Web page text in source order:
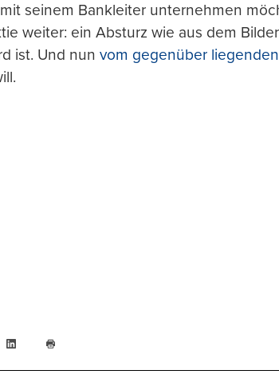
seinem Bankleiter unternehmen
weiter: ein Absturz wie aus dem
ist. Und nun vom gegenüber
LinkedIn
drucken